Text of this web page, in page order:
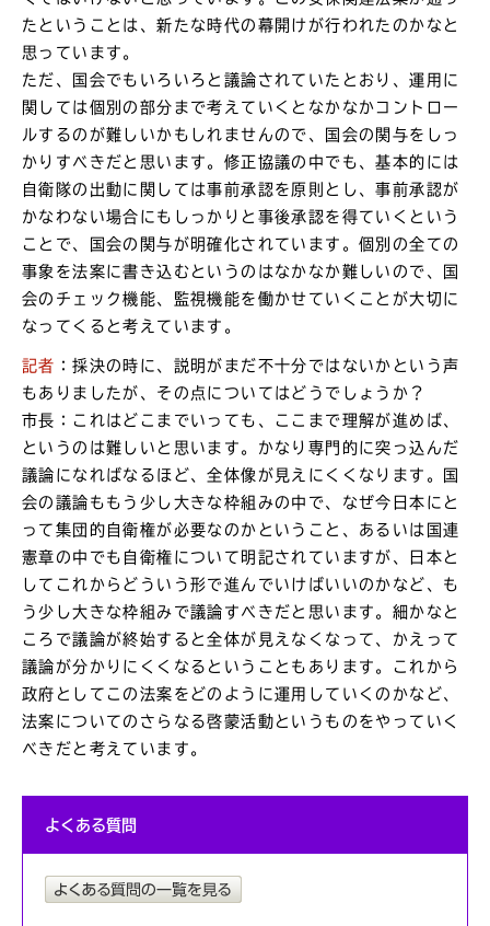
たということは、新たな時代の幕開けが行われたのかなと
思っています。
ただ、国会でもいろいろと議論されていたとおり、運用に
関しては個別の部分まで考えていくとなかなかコントロー
ルするのが難しいかもしれませんので、国会の関与をしっ
かりすべきだと思います。修正協議の中でも、基本的には
自衛隊の出動に関しては事前承認を原則とし、事前承認が
かなわない場合にもしっかりと事後承認を得ていくという
ことで、国会の関与が明確化されています。個別の全ての
事象を法案に書き込むというのはなかなか難しいので、国
会のチェック機能、監視機能を働かせていくことが大切に
なってくると考えています。
記者 ：採決の時に、説明がまだ不十分ではないかという声
もありましたが、その点についてはどうでしょうか？
市長：これはどこまでいっても、ここまで理解が進めば、
というのは難しいと思います。かなり専門的に突っ込んだ
議論になればなるほど、全体像が見えにくくなります。国
会の議論ももう少し大きな枠組みの中で、なぜ今日本にと
って集団的自衛権が必要なのかということ、あるいは国連
憲章の中でも自衛権について明記されていますが、日本と
してこれからどういう形で進んでいけばいいのかなど、も
う少し大きな枠組みで議論すべきだと思います。細かなと
ころで議論が終始すると全体が見えなくなって、かえって
議論が分かりにくくなるということもあります。これから
政府としてこの法案をどのように運用していくのかなど、
法案についてのさらなる啓蒙活動というものをやっていく
べきだと考えています。
よくある質問